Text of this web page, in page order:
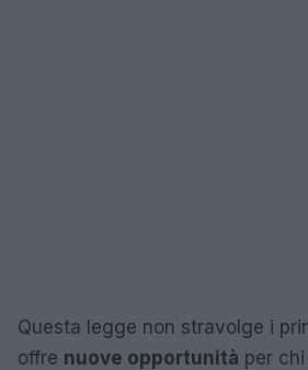
Questa legge non stravolge i
offre nuove opportunità per